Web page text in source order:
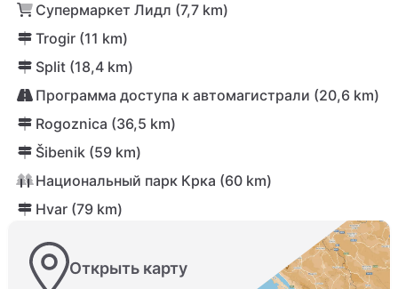
Супермаркет Лидл (7,7 km)
Trogir (11 km)
Split (18,4 km)
Программа доступа к автомагистрали (20,6 km)
Rogoznica (36,5 km)
Šibenik (59 km)
Национальный парк Крка (60 km)
Hvar (79 km)
Открыть карту